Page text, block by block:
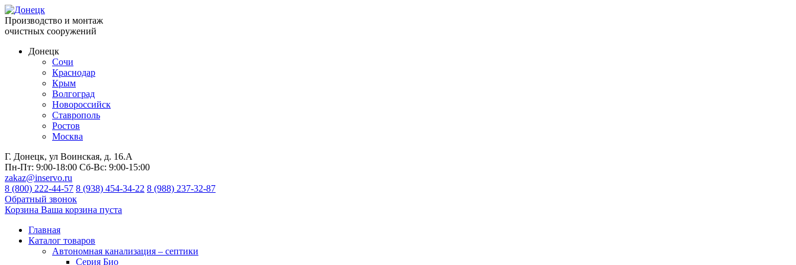
Производство и монтаж
очистных сооружений
Донецк
Сочи
Краснодар
Крым
Волгоград
Новороссийск
Ставрополь
Ростов
Москва
Г. Донецк, ул Воинская, д. 16.А
Пн-Пт: 9:00-18:00 Сб-Вс: 9:00-15:00
zakaz@inservo.ru
8 (800) 222-44-57 8 (938) 454-34-22 8 (988) 237-32-87
Обратный звонок
Корзина Ваша корзина пуста
Главная
Каталог товаров
Автономная канализация – септики
Серия Био